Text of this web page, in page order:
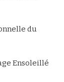
du
Ensoleillé